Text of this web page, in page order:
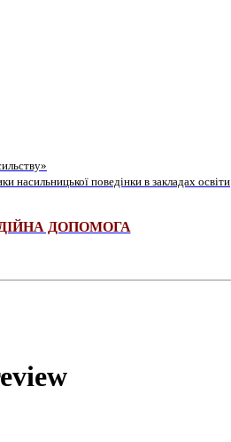
насильницької поведінки в закладах освіти
ДОПОМОГА